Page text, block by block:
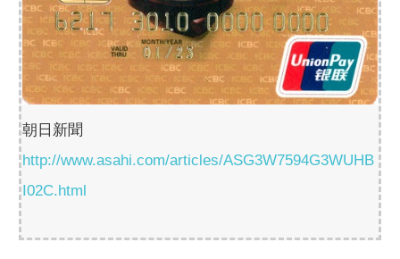
朝日新聞
http://www.asahi.com/articles/ASG3W7594G3WUHB
I02C.html